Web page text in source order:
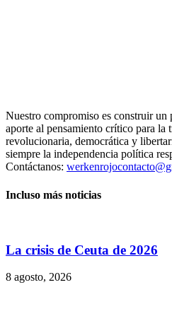
Nuestro compromiso es construir un
aporte al pensamiento crítico para la
revolucionaria, democrática y
siempre la independencia política
Contáctanos:
Incluso más noticias
La crisis de Ceuta de 2026
8 agosto, 2026